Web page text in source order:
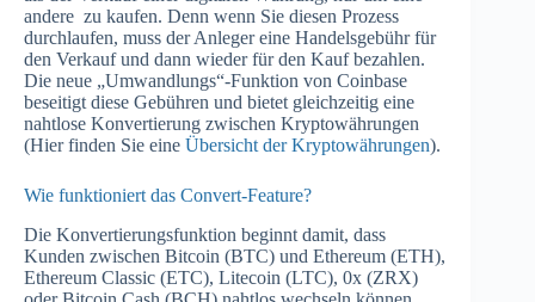
andere zu kaufen. Denn wenn Sie diesen Prozess
durchlaufen, muss der Anleger eine Handelsgebühr für
den Verkauf und dann wieder für den Kauf bezahlen.
Die neue „Umwandlungs“-Funktion von Coinbase
beseitigt diese Gebühren und bietet gleichzeitig eine
nahtlose Konvertierung zwischen Kryptowährungen
(Hier finden Sie eine Übersicht der Kryptowährungen).
Wie funktioniert das Convert-Feature?
Die Konvertierungsfunktion beginnt damit, dass
Kunden zwischen Bitcoin (BTC) und Ethereum (ETH),
Ethereum Classic (ETC), Litecoin (LTC), 0x (ZRX)